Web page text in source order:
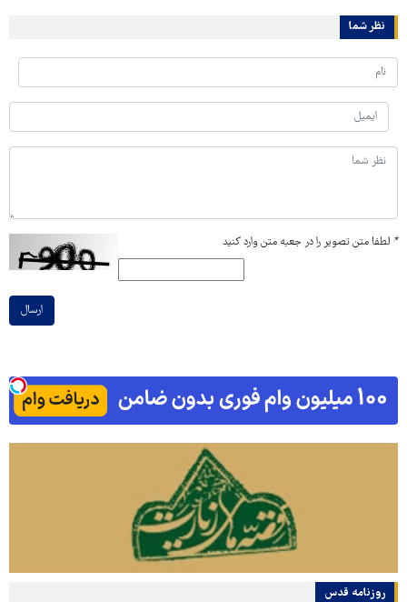
نظر شما
* لطفا متن تصویر را در جعبه متن وارد کنید
ارسال
روزنامه قدس